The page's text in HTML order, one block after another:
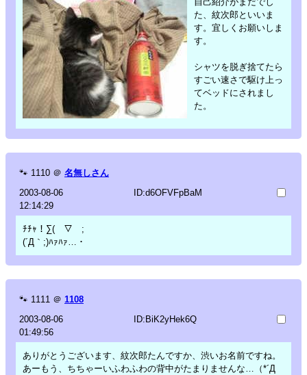
た、紋次郎といいま
す。宜しくお願いしま
す。
シャツを脱ぎ捨てたら
すごい速さで駆け上っ
てベッドにされまし
た。
🐾 1110 ＠ 名無しさん
2003-08-06
12:14:29
ID:d6OFVFpBaM
ﾁﾁｬ！∑(￣▽￣;
(´Д｀;)ﾊｧﾊｧ…・
🐾 1111 ＠ 1108
2003-08-06
01:49:56
ID:BiK2yHek6Q
ありがとうございます、紋次郎たんですか、渋いお名前ですね。
あーもう、ちちゃーいふわふわの背中がたまりませんな…（*´Д